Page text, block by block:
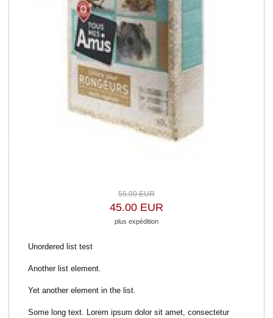
55.00 EUR
45.00 EUR
plus expédition
Unordered list test
Another list element.
Yet another element in the list.
Some long text. Lorem ipsum dolor sit amet, consectetur